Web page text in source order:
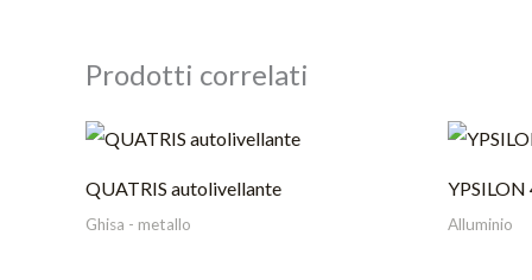
Prodotti correlati
QUATRIS autolivellante
Ghisa - metallo Alluminio